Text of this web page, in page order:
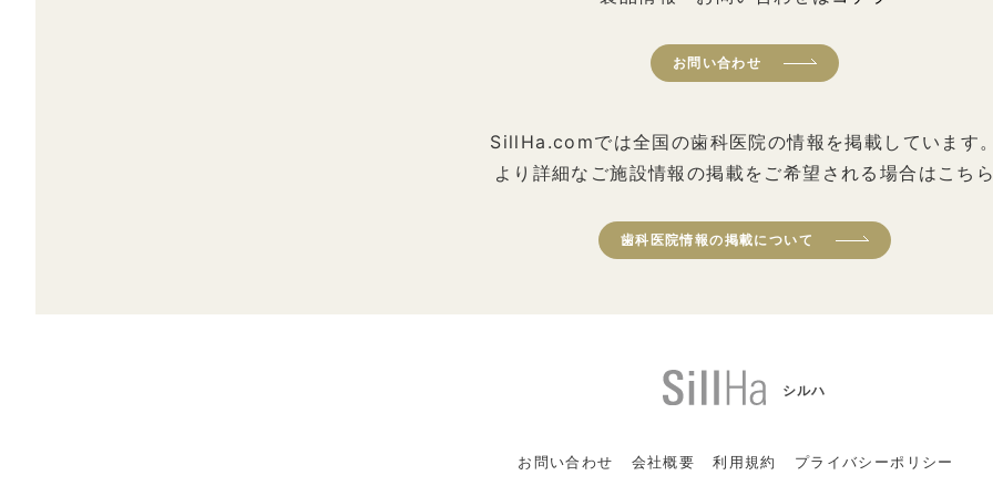
お問い合わせ
SillHa.comでは全国の歯科医院の情報を掲載しています
より詳細なご施設情報の掲載をご希望される場合はこち
歯科医院情報の掲載について
シルハ
お問い合わせ 会社概要 利用規約 プライバシーポリシー